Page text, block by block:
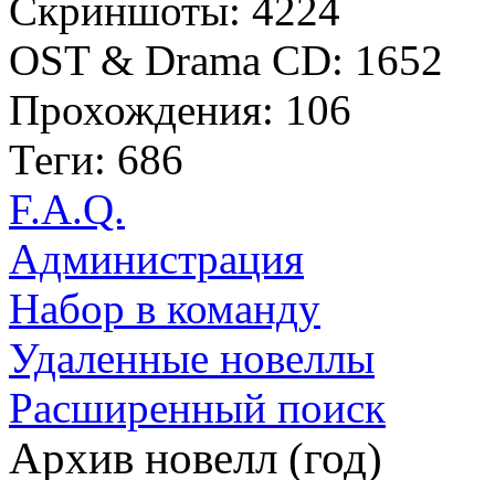
Скриншоты: 4224
OST & Drama CD: 1652
Прохождения: 106
Теги: 686
F.A.Q.
Администрация
Набор в команду
Удаленные новеллы
Расширенный поиск
Архив новелл (год)